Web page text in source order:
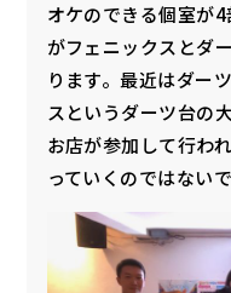
オケのできる個室が
がフェニックスとダ
ります。最近はダー
スというダーツ台の
お店が参加して行わ
っていくのではない